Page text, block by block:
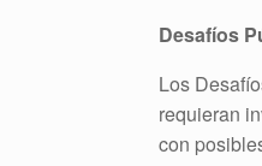
Desafíos
Los
requieran
con